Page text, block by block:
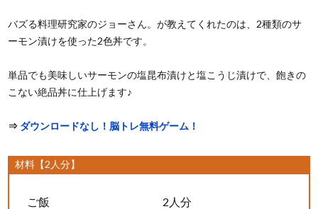
バズる料理研究家のジョーさん。が教えてくれたのは、2種類のサ
ーモン漬けを使った2色丼です。
単品でも美味しいサーモンの塩昆布漬けと塩こうじ漬けで、飽きの
こない絶品丼に仕上げます♪
⇒ ダウンロードなし！脳トレ無料ゲーム！
材料【2人分】
ご飯 2人分